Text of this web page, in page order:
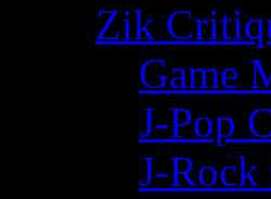
Zik
Game
J-Pop
J-